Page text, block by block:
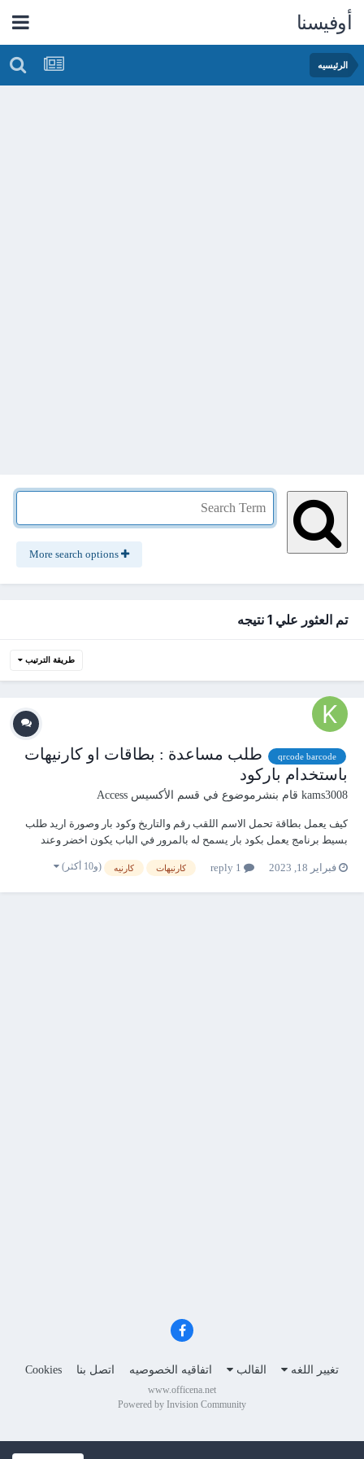
أوفيسنا
الرئيسيه
تم العثور علي 1 نتيجه
طريقة الترتيب
qrcode barcode
طلب مساعدة : بطاقات او كارنيهات
باستخدام باركود
kams3008 قام بنشرموضوع في قسم الأكسيس Access
كيف يعمل بطاقة تحمل الاسم اللقب رقم والتاريخ وكود بار وصورة اريد طلب
بسيط برنامج يعمل بكود بار يسمح له بالمرور في الباب يكون اخضر وعند
فبراير 18, 2023
كارنيهات كارنيه (و10 أكثر)
تغيير اللغه القالب اتفاقيه الخصوصيه اتصل بنا Cookies
www.officena.net
Powered by Invision Community